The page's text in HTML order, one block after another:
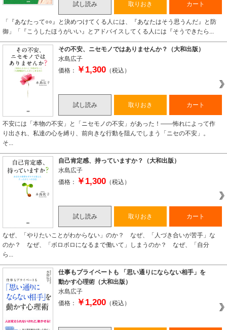
試し読み 取りおき カート
「『あなたって○○』と決めつけてくる人には、『あなたはそう思うんだ』と防
御」「『こうしたほうがいい』とアドバイスしてくる人には『そうできたら...
その不安、ニセモノではありませんか？（大和出版）
水島広子
価格：
￥1,300 （税込）
試し読み 取りおき カート
不安には「本物の不安」と「ニセモノの不安」があった！――怖れによって作
り出され、私達の心を縛り、前向きな行動を阻んでしまう「ニセの不安」。
そ...
自己肯定感、持っていますか？（大和出版）
水島広子
価格：
￥1,300 （税込）
試し読み 取りおき カート
なぜ、「やりたいことがわからない」のか？ なぜ、「人づき合いが苦手」な
のか？ なぜ、「ボロボロになるまで働いて」しまうのか？ なぜ、「自分
ら...
仕事もプライベートも 「思い通りにならない相手」を
動かす心理術（大和出版）
水島広子
価格：
￥1,200 （税込）